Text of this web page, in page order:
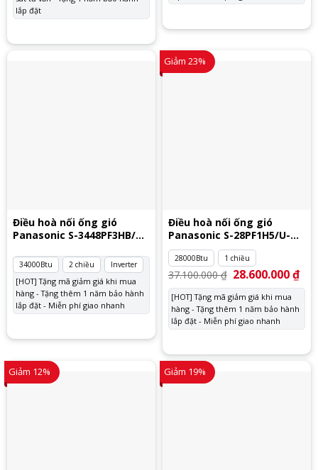
lắp đặt
Điều hoà nối ống gió
Panasonic S-3448PF3HB/U-
34000Btu 2 chiều Inverter
[HOT] Tặng mã giảm giá khi mua
hàng - Tặng thêm 1 năm bảo hành
lắp đặt - Miễn phí giao nhanh
Giảm 23%
Điều hoà nối ống gió
Panasonic S-28PF1H5/U-
28PV1H5
28000Btu 1 chiều
37.100.000₫ Giá
gốc
là:
37.100.000 ₫.
28.600.000₫Giá
tại
[HOT] Tặng mã giảm giá khi mua
hàng - Tặng thêm 1 năm bảo hành
lắp đặt - Miễn phí giao nhanh
Giảm 12% Giảm 19%